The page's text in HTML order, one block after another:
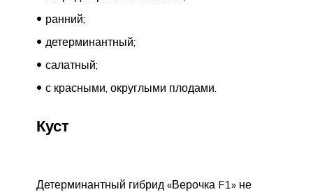
ранний;
детерминантный;
салатный;
с красными, округлыми плодами.
Куст
Детерминантный гибрид «Верочка F1» не